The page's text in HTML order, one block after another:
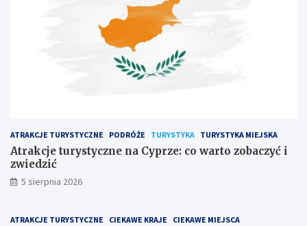
ATRAKCJE TURYSTYCZNE PODRÓŻE TURYSTYKA TURYSTYKA MIEJSKA
Atrakcje turystyczne na Cyprze: co warto zobaczyć i
zwiedzić
5 sierpnia 2026
ATRAKCJE TURYSTYCZNE CIEKAWE KRAJE
CIEKAWE MIEJSCA